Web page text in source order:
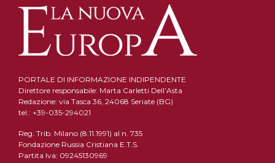
PORTALE DI INFORMAZIONE INDIPENDENTE
Direttore responsabile: Marta Carletti Dell’Asta
Redazione: via Tasca 36, 24068 Seriate (BG)
tel.: +39-035-294021
Reg. Trib. Milano (8.11.1991) al n. 735
Fondazione Russia Cristiana E.T.S.
Partita Iva: 09245130969